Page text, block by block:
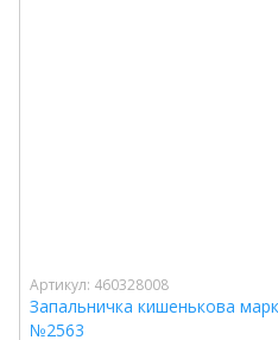
Артикул: 460328008
Запальничка кишенькова
№2563